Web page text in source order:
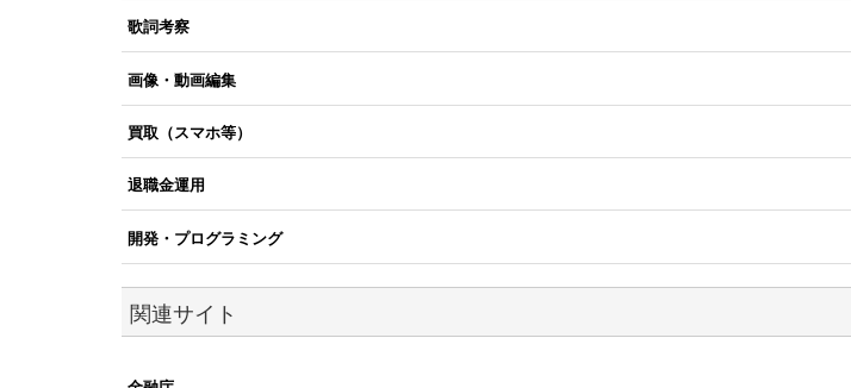
歌詞考察
画像・動画編集
買取（スマホ等）
退職金運用
開発・プログラミング
関連サイト